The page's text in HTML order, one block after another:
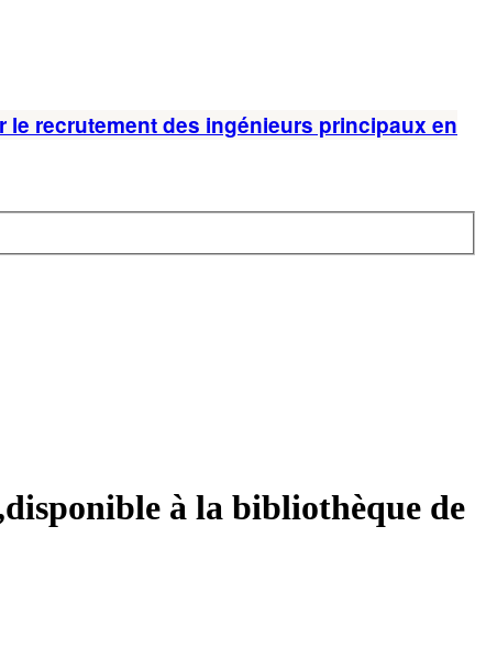
recrutement des ingénieurs principaux en
à la bibliothèque de